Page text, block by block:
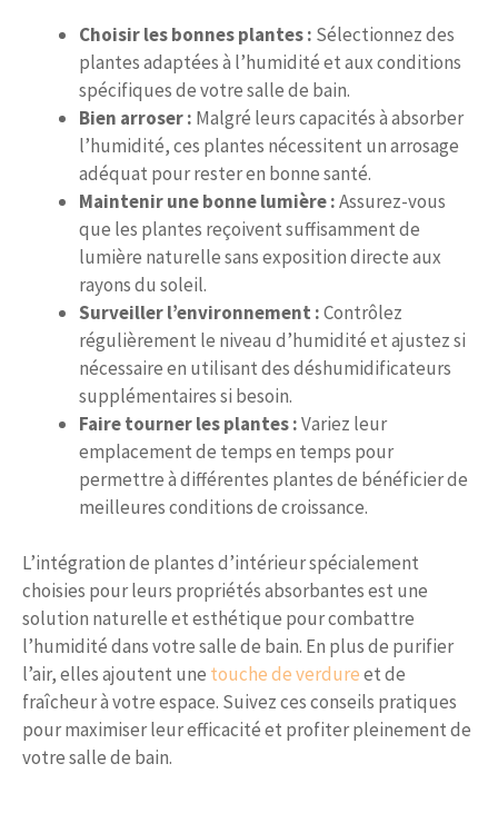
Choisir les bonnes plantes : Sélectionnez des
plantes adaptées à l’humidité et aux conditions
spécifiques de votre salle de bain.
Bien arroser : Malgré leurs capacités à absorber
l’humidité, ces plantes nécessitent un arrosage
adéquat pour rester en bonne santé.
Maintenir une bonne lumière :Assurez-vous
que les plantes reçoivent suffisamment de
lumière naturelle sans exposition directe aux
rayons du soleil.
Surveiller l’environnement :Contrôlez
régulièrement le niveau d’humidité et ajustez si
nécessaire en utilisant des déshumidificateurs
supplémentaires si besoin.
Faire tourner les plantes :Variez leur
emplacement de temps en temps pour
permettre à différentes plantes de bénéficier de
meilleures conditions de croissance.
L’intégration de plantes d’intérieur spécialement
choisies pour leurs propriétés absorbantes est une
solution naturelle et esthétique pour combattre
l’humidité dans votre salle de bain. En plus de purifier
l’air, elles ajoutent une touche de verdureet de
fraîcheur à votre espace. Suivez ces conseils pratiques
pour maximiser leur efficacité et profiter pleinement de
votre salle de bain.